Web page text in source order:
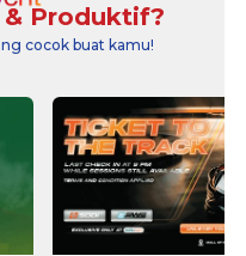
& Produktif?
cocok buat kamu!